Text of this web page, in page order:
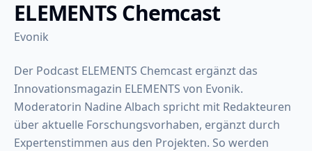
ELEMENTS Chemcast
Evonik
Der Podcast ELEMENTS Chemcast ergänzt das
Innovationsmagazin ELEMENTS von Evonik.
Moderatorin Nadine Albach spricht mit Redakteuren
über aktuelle Forschungsvorhaben, ergänzt durch
Expertenstimmen aus den Projekten. So werden